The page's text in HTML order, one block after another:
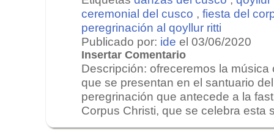
ceremonial del cusco , fiesta del
peregrinación al qoyllur ritti
Publicado por: ide el 03/06/2020
Insertar Comentario
Descripción: ofreceremos la
que se presentan en el santuario
peregrinación que antecede a la
Corpus Christi, que se celebra esta